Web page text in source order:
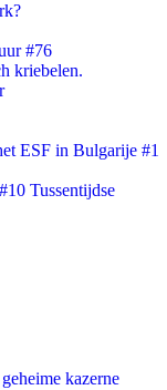
#76
kriebelen.
ESF in Bulgarije #1
Tussentijdse
kazerne